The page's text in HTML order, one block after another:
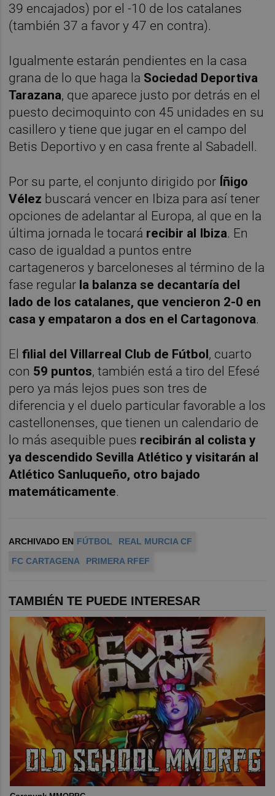
39 encajados) por el -10 de los catalanes
(también 37 a favor y 47 en contra).
Igualmente estarán pendientes en la casa
grana de lo que haga la Sociedad Deportiva
Tarazana, que aparece justo por detrás en el
puesto decimoquinto con 45 unidades en su
casillero y tiene que jugar en el campo del
Betis Deportivo y en casa frente al Sabadell.
Por su parte, el conjunto dirigido por Íñigo
Vélez buscará vencer en Ibiza para así tener
opciones de adelantar al Europa, al que en la
última jornada le tocará recibir al Ibiza. En
caso de igualdad a puntos entre
cartageneros y barceloneses al término de la
fase regular la balanza se decantaría del
lado de los catalanes, que vencieron 2-0 en
casa y empataron a dos en el Cartagonova.
Elfilial del Villarreal Club de Fútbol , cuarto
con 59 puntos, también está a tiro del Efesé
pero ya más lejos pues son tres de
diferencia y el duelo particular favorable a los
castellonenses, que tienen un calendario de
lo más asequible pues recibirán al colista y
ya descendido Sevilla Atlético y visitarán al
Atlético Sanluqueño, otro bajado
matemáticamente.
ARCHIVADO EN FÚTBOL
REAL MURCIA CF
FC CARTAGENA
PRIMERA RFEF
TAMBIÉN TE PUEDE INTERESAR